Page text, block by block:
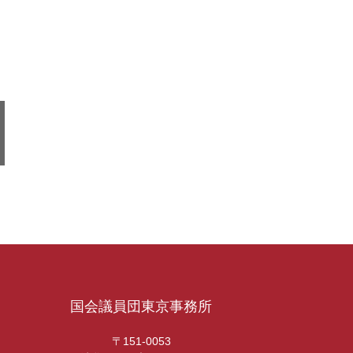
国会議員団東京事務所
〒151-0053